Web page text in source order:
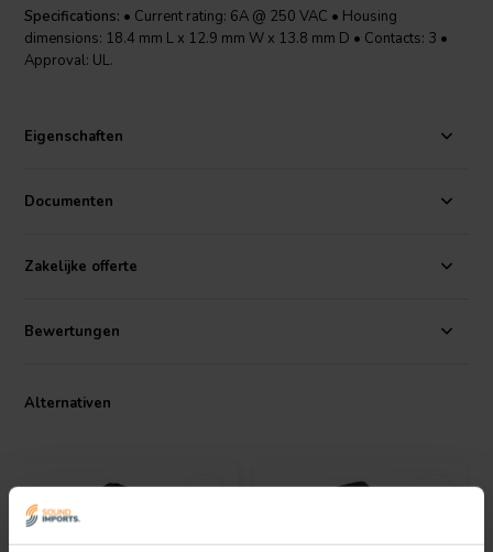
Specifications: • Current rating: 6A @ 250 VAC • Housing
dimensions: 18.4 mm L x 12.9 mm W x 13.8 mm D • Contacts: 3 •
Approval: UL.
Eigenschaften
Documenten
Zakelijke offerte
Bewertungen
Alternativen